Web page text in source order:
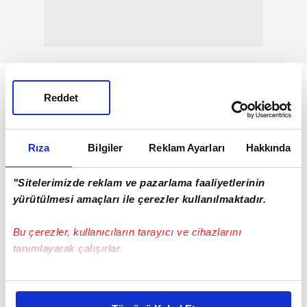
Rıza Bilgiler Reklam Ayarları Hakkında
"Sitelerimizde reklam ve pazarlama faaliyetlerinin
yürütülmesi amaçları ile çerezler kullanılmaktadır.
Bu çerezler, kullanıcıların tarayıcı ve cihazlarını
tanımlayarak çalışırlar.
Bu çerezlere izin vermeniz halinde sizlere özel
Reddet
KULLANILAN DOĞALGAZ ÜCRETSİZ